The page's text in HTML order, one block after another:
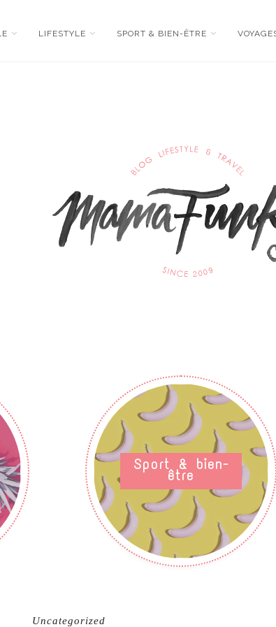
LIFESTYLE SPORT & BIEN-ÊTRE
Sport & bien-
être
Uncategorized